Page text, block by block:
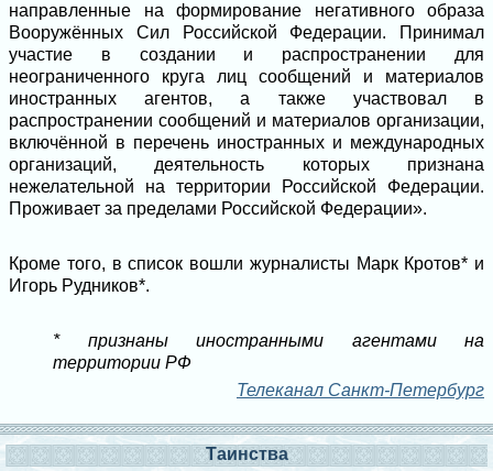
направленные на формирование негативного образа
Вооружённых Сил Российской Федерации. Принимал
участие в создании и распространении для
неограниченного круга лиц сообщений и материалов
иностранных агентов, а также участвовал в
распространении сообщений и материалов организации,
включённой в перечень иностранных и международных
организаций, деятельность которых признана
нежелательной на территории Российской Федерации.
Проживает за пределами Российской Федерации».
Кроме того, в список вошли журналисты Марк Кротов* и
Игорь Рудников*.
* признаны иностранными агентами на
территории РФ
Телеканал Санкт-Петербург
Таинства